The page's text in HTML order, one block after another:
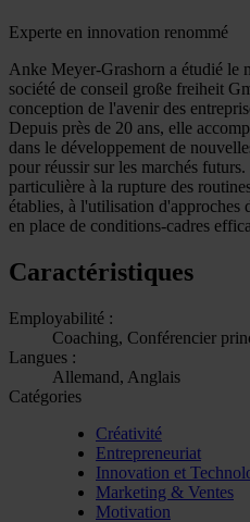
Experte en innovation renommé
Anke Meyer-Grashorn a étudié le
société de conseil große freiheit
conception de l'avenir des
Depuis près de 20 ans, elle
dans le développement de
pour réussir sur les marchés
particulière à la rupture des
établies, à l'utilisation d'approches
en place de conditions-cadres
Caractéristiques
Employabilité :
Coaching, Conférencier
Langues :
Allemand, Anglais
Catégories
Créativité
Entrepreneuriat
Innovation et
Marketing & Ventes
Motivation